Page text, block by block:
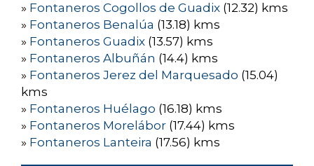
» Fontaneros Cogollos de Guadix (12.32) kms
» Fontaneros Benalúa (13.18) kms
» Fontaneros Guadix (13.57) kms
» Fontaneros Albuñán (14.4) kms
» Fontaneros Jerez del Marquesado (15.04)
kms
» Fontaneros Huélago (16.18) kms
» Fontaneros Morelábor (17.44) kms
» Fontaneros Lanteira (17.56) kms